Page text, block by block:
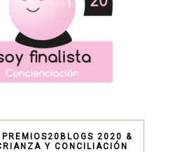
2020 &
Y CONCILIACIÓN